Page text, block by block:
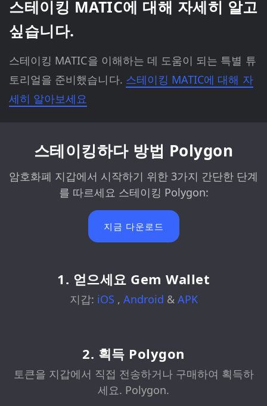
스테이킹 MATIC에 대해 자세히 알고
싶습니다.
스테이킹 MATIC을 이해하는 데 도움이 되는 특별 튜
토리얼을 준비했습니다. 스테이킹 MATIC에 대해 자
세히 알아보세요
스테이킹하다 방법 Polygon
암호화폐 지갑에서 시작하기 위한 3가지 간단한 단계
를 따르세요 스테이킹 Polygon:
지금 다운로드
1. 얻으세요 Gem Wallet
지갑: iOS , Android & APK
2. 획득 Polygon
토큰을 지갑에서 직접 전송하거나 구매하여 획득하
세요. Polygon.